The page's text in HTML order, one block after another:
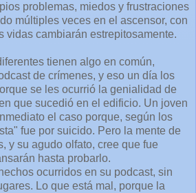
problemas, miedos y frustraciones
múltiples veces en el ascensor, con
vidas cambiarán estrepitosamente.
tienen algo en común,
de crímenes, y eso un día los
se les ocurrió la genialidad de
que sucedió en el edificio. Un joven
el caso porque, según los
fue por suicido. Pero la mente de
y su agudo olfato, cree que fue
hasta probarlo.
ocurridos en su podcast, sin
Lo que está mal, porque la